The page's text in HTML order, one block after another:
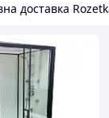
доставка